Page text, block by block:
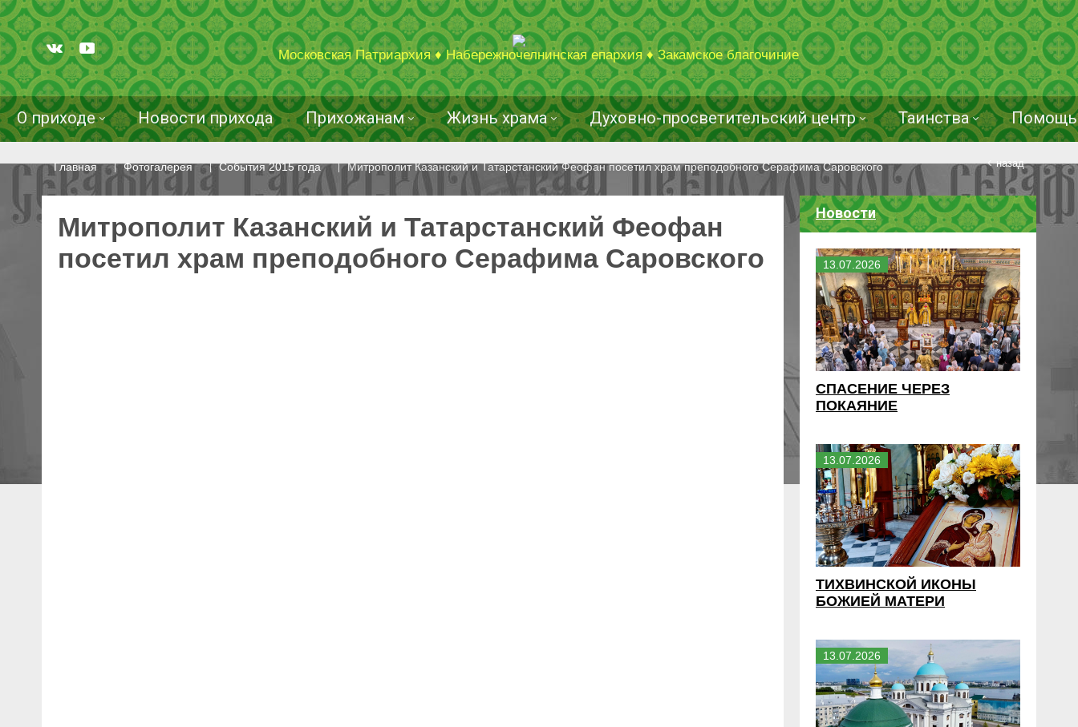
Московская Патриархия ♦ Набережночелнинская епархия ♦ Закамское благочиние
О приходе Новости прихода Прихожанам Жизнь храма Духовно-просветительский центр Таинства Помощь
Главная Фотогалерея События 2015 года Митрополит Казанский и Татарстанский Феофан посетил храм преподобного Серафима Саровского назад
Новости
13 07 2026
СПАСЕНИЕ ЧЕРЕЗ
ПОКАЯНИЕ
13 07 2026
ТИХВИНСКОЙ ИКОНЫ
БОЖИЕЙ МАТЕРИ
13 07 2026
Митрополит Казанский и Татарстанский Феофан
посетил храм преподобного Серафима Саровского